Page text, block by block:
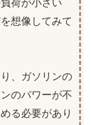
荷が小さい
想像してみて
、ガソリンの
のパワーが不
る必要があり